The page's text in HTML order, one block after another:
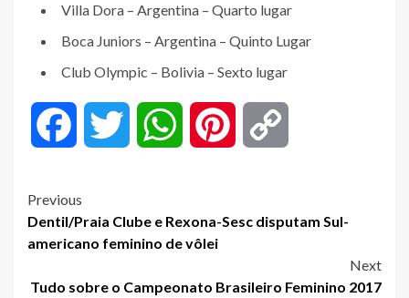
Villa Dora – Argentina – Quarto lugar
Boca Juniors – Argentina – Quinto Lugar
Club Olympic – Bolivia – Sexto lugar
Facebook Twitter WhatsAppPinterest
Post
navigation
Previous
Dentil/Praia Clube e Rexona-Sesc disputam Sul-
americano feminino de vôlei
Next
Tudo sobre o Campeonato Brasileiro Feminino 2017